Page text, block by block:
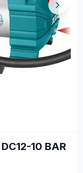
10 BAR